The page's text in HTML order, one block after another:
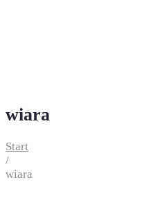
wiara
Start
/
wiara